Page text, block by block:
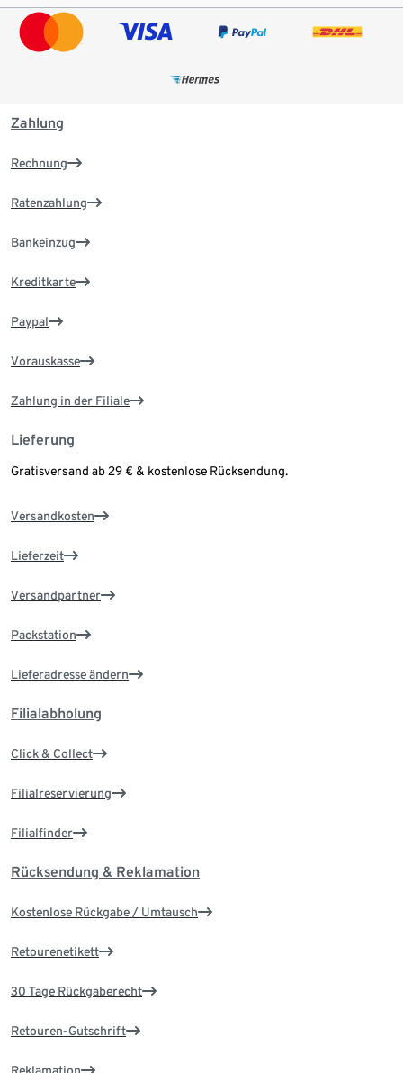
Zahlung
Rechnung
Ratenzahlung
Bankeinzug
Kreditkarte
Paypal
Vorauskasse
Zahlung in der Filiale
Lieferung
Gratisversand ab 29 € & kostenlose Rücksendung.
Versandkosten
Lieferzeit
Versandpartner
Packstation
Lieferadresse ändern
Filialabholung
Click & Collect
Filialreservierung
Filialfinder
Rücksendung & Reklamation
Kostenlose Rückgabe / Umtausch
Retourenetikett
30 Tage Rückgaberecht
Retouren-Gutschrift